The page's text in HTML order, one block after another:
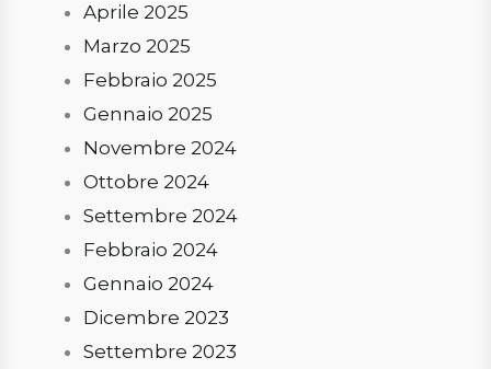
Aprile 2025
Marzo 2025
Febbraio 2025
Gennaio 2025
Novembre 2024
Ottobre 2024
Settembre 2024
Febbraio 2024
Gennaio 2024
Dicembre 2023
Settembre 2023